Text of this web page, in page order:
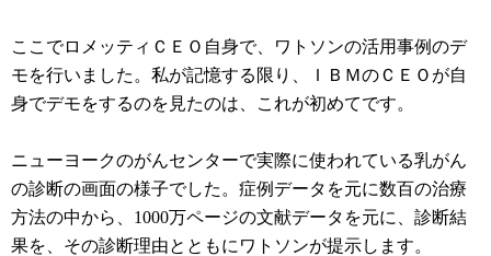
ここでロメッティＣＥＯ自身で、ワトソンの活用事例のデ
モを行いました。私が記憶する限り、ＩＢＭのＣＥＯが自
身でデモをするのを見たのは、これが初めてです。
ニューヨークのがんセンターで実際に使われている乳がん
の診断の画面の様子でした。症例データを元に数百の治療
方法の中から、1000万ページの文献データを元に、診断結
果を、その診断理由とともにワトソンが提示します。